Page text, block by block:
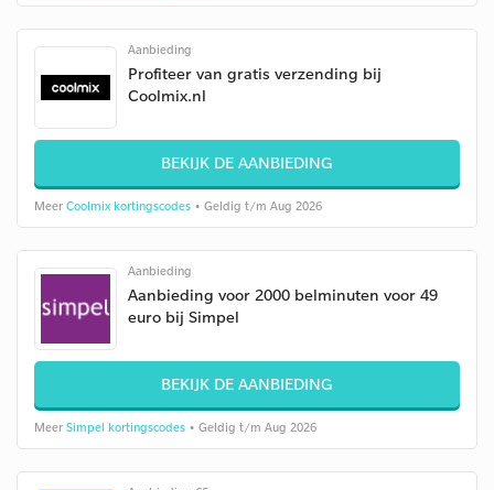
Aanbieding
Profiteer van gratis verzending bij
Coolmix.nl
BEKIJK DE AANBIEDING
Meer Coolmix kortingscodes • Geldig t/m Aug 2026
Aanbieding
Aanbieding voor 2000 belminuten voor 49
euro bij Simpel
BEKIJK DE AANBIEDING
Meer Simpel kortingscodes • Geldig t/m Aug 2026